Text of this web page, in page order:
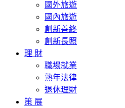
國外旅遊
國內旅遊
創新善終
創新長照
理 財
職場就業
熟年法律
退休理財
策 展